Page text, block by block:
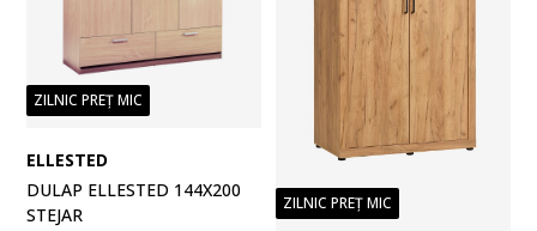
ZILNIC PREȚ MIC
ELLESTED
DULAP ELLESTED 144X200
STEJAR
ZILNIC PREȚ MIC